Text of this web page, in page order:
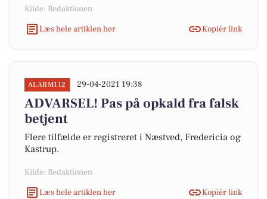
Kilde: Redaktionen
Læs hele artiklen her
Kopiér link
ALARM112 29-04-2021 19:38
ADVARSEL! Pas på opkald fra falsk
betjent
Flere tilfælde er registreret i Næstved, Fredericia og
Kastrup.
Kilde: Redaktionen
Læs hele artiklen her
Kopiér link